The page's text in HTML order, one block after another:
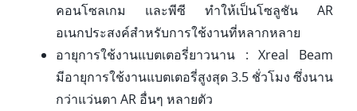
คอนโซลเกม และพีซี ทำให้เป็นโซลูชัน AR
อเนกประสงค์สำหรับการใช้งานที่หลากหลาย
อายุการใช้งานแบตเตอรี่ยาวนาน : Xreal Beam
มีอายุการใช้งานแบตเตอรี่สูงสุด 3.5 ชั่วโมง ซึ่งนาน
กว่าแว่นตา AR อื่นๆ หลายตัว